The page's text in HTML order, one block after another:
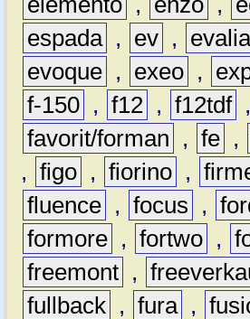
espada , ev ,
evoque , exeo ,
f-150 , f12 , f12tdf ,
favorit/forman
, fe ,
, figo , fiorino ,
fluence , focus ,
formore , fortwo ,
freemont ,
fullback , fura ,